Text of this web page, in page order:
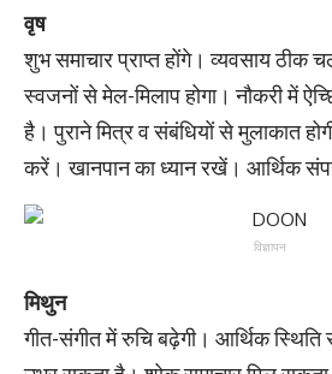
वृष
शुभ समाचार प्राप्त होंगे। व्यवसाय ठीक
स्वजनों से मेल-मिलाप होगा। नौकरी में
है। पुराने मित्र व संबंधियों से मुलाकात
करें। खानपान का ध्यान रखें। आर्थिक
विज्ञापन
मिथुन
गीत-संगीत में रुचि बढ़ेगी। आर्थिक स्थिति